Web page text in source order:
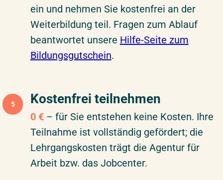
ein und nehmen Sie kostenfrei an der
Weiterbildung teil. Fragen zum Ablauf
beantwortet unsere Hilfe-Seite zum
Bildungsgutschein.
5 Kostenfrei teilnehmen
0 €– für Sie entstehen keine Kosten. Ihre
Teilnahme ist vollständig gefördert; die
Lehrgangskosten trägt die Agentur für
Arbeit bzw. das Jobcenter.